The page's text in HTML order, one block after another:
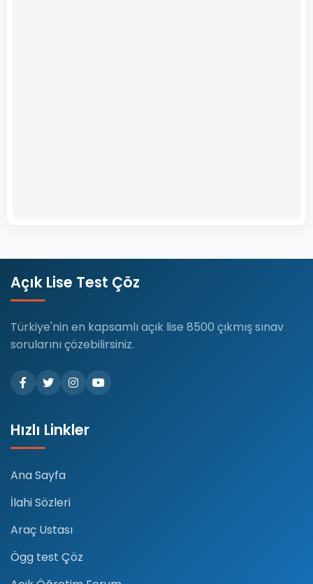
Açık Lise Test Çöz
Türkiye'nin en kapsamlı açık lise 8500 çıkmış sınav
sorularını çözebilirsiniz.
Hızlı Linkler
Ana Sayfa
İlahi Sözleri
Araç Ustası
Ögg test Çöz